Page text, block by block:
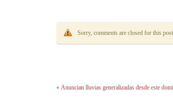
Sorry, comments are closed for this post
« Anuncian lluvias generalizadas desde este